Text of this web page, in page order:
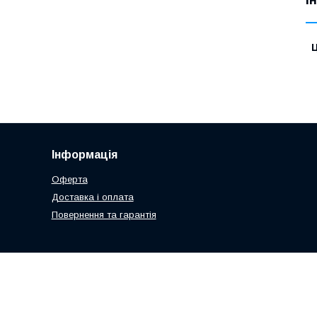
Інформація
Оферта
Доставка і оплата
Повернення та гарантія